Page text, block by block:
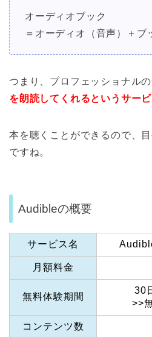
オーディオブック
＝オーディオ（音声）＋ブ
つまり、プロフェッショナル
を朗読してくれるというサービ
本を聴くことができるので、
ですね。
Audibleの概要
サービス名
月額料金
無料体験期間
30
>>
コンテンツ数